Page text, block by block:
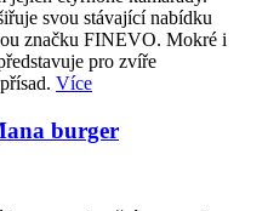
svou stávající nabídku
značku FINEVO. Mokré i
pro zvíře
Více
burger